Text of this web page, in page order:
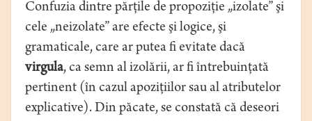
Confuzia dintre părţile de propoziţie „izolate” şi
cele „neizolate” are efecte şi logice, şi
gramaticale, care ar putea fi evitate dacă
virgula, ca semn al izolării, ar fi întrebuinţată
pertinent (în cazul apoziţiilor sau al atributelor
explicative). Din păcate, se constată că deseori